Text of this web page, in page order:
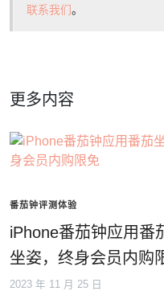
联系我们。
更多内容
番茄钟评测体验
iPhone番茄钟应用番
坐姿，终身会员内购
2023 年 11 月 25 日